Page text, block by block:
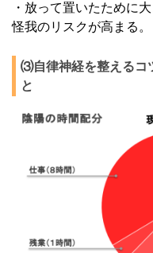
・放って置いたために
怪我のリスクが高まる。
⑶自律神経を整えるコ
と